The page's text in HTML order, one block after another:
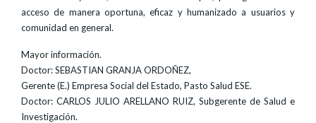
acceso de manera oportuna, eficaz y humanizado a usuarios y
comunidad en general.
Mayor información.
Doctor: SEBASTIAN GRANJA ORDOÑEZ,
Gerente (E.) Empresa Social del Estado, Pasto Salud ESE.
Doctor: CARLOS JULIO ARELLANO RUIZ, Subgerente de Salud e
Investigación.